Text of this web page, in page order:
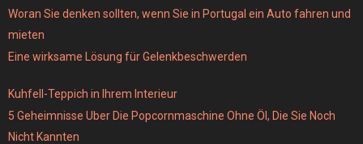
Woran Sie denken sollten, wenn Sie in Portugal ein Auto fahren und
mieten
Eine wirksame Lösung für Gelenkbeschwerden
Kuhfell-Teppich in Ihrem Interieur
5 Geheimnisse Uber Die Popcornmaschine Ohne Öl, Die Sie Noch
Nicht Kannten